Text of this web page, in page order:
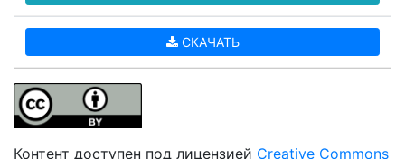
СКАЧАТЬ
Контент доступен под лицензией Creative Commons